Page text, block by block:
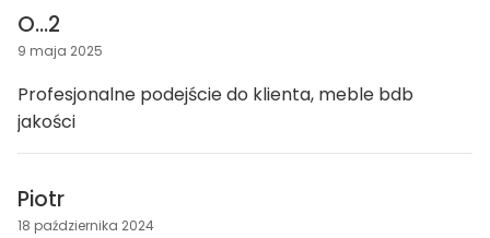
O...2
9 maja 2025
Profesjonalne podejście do klienta, meble bdb
jakości
Piotr
18 października 2024